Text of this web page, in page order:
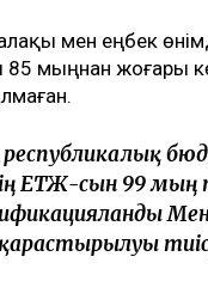
мен еңбек
мыңнан жоғары
республикалық
сын 99 мың